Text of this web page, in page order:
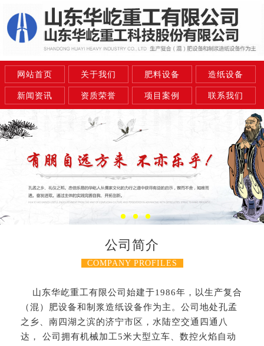
网站首页 关于我们 肥料设备 造纸设备
新闻资讯 资质荣誉 项目案例 联系我们
公司简介
COMPANY PROFILES
山东华屹重工有限公司始建于1986年，以生产复合
（混）肥设备和制浆造纸设备作为主。公司地处孔孟
之乡、南四湖之滨的济宁市区，水陆空交通四通八
达， 公司拥有机械加工5米大型立车、数控火焰自动